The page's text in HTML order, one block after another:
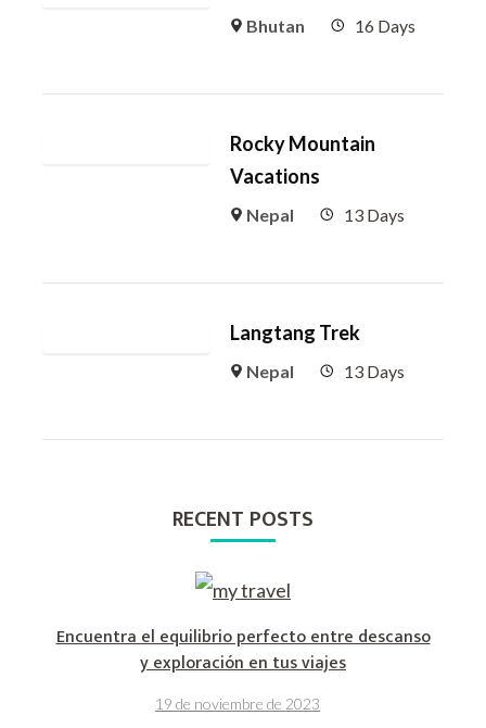
Bhutan 16 Days
Rocky Mountain
Vacations
Nepal 13 Days
Langtang Trek
Nepal 13 Days
RECENT POSTS
Encuentra el equilibrio perfecto entre descanso
y exploración en tus viajes
19 de noviembre de 2023